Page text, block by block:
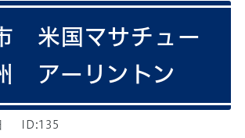
米国マサチュー
アーリントン
ID:135